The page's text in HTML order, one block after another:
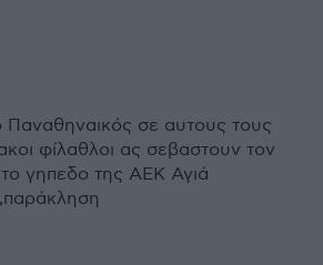
Παναθηναικός σε αυτους τους
φίλαθλοι ας σεβαστουν τον
γηπεδο της ΑΕΚ Αγιά